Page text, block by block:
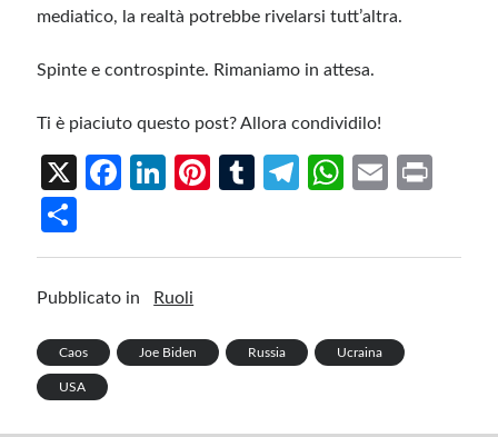
mediatico, la realtà potrebbe rivelarsi tutt’altra.
Spinte e controspinte. Rimaniamo in attesa.
Ti è piaciuto questo post? Allora condividilo!
X
Fa
o
k
Li
n
Pi
T
Te
W
p
E
h
ar
Pubblicato in Ruoli
Caos Joe Biden Russia Ucraina
USA